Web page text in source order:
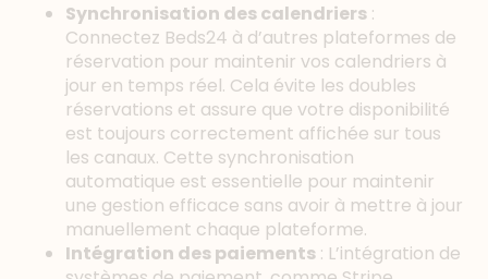
Synchronisation des calendriers :
Connectez Beds24 à d’autres plateformes de
réservation pour maintenir vos calendriers à
jour en temps réel. Cela évite les doubles
réservations et assure que votre disponibilité
est toujours correctement affichée sur tous
les canaux. Cette synchronisation
automatique est essentielle pour maintenir
une gestion efficace sans avoir à mettre à jour
manuellement chaque plateforme.
Intégration des paiements : L’intégration de